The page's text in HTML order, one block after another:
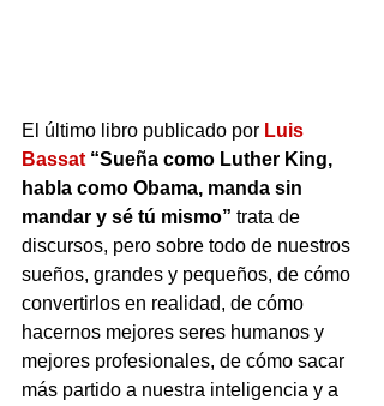
El último libro publicado por Luis
Bassat “Sueña como Luther King,
habla como Obama, manda sin
mandar y sé tú mismo” trata de
discursos, pero sobre todo de nuestros
sueños, grandes y pequeños, de cómo
convertirlos en realidad, de cómo
hacernos mejores seres humanos y
mejores profesionales, de cómo sacar
más partido a nuestra inteligencia y a